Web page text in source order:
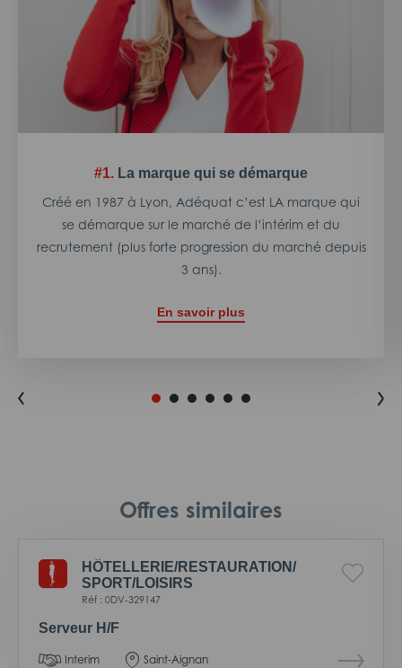
#1. La marque qui se démarque
Créé en 1987 à Lyon, Adéquat c’est LA marque qui
se démarque sur le marché de l’intérim et du
recrutement (plus forte progression du marché depuis
3 ans).
En savoir plus
Offres similaires
HÔTELLERIE/RESTAURATION/
SPORT/LOISIRS
Réf : 0DV-329147
Serveur H/F
Interim Saint-Aignan